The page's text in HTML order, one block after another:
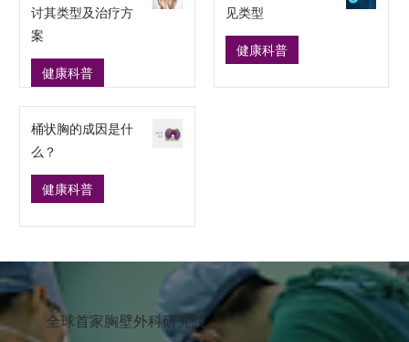
​全球首家胸壁外科研究院
讨其类型及治疗方
案
健康科普
见类型
健康科普
桶状胸的成因是什
么？
健康科普